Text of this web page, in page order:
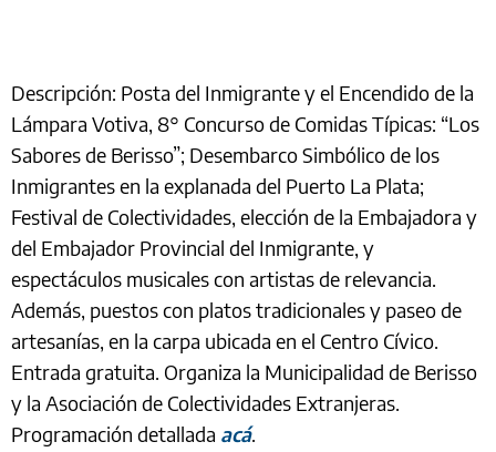
Descripción: Posta del Inmigrante y el Encendido de la
Lámpara Votiva, 8° Concurso de Comidas Típicas: “Los
Sabores de Berisso”; Desembarco Simbólico de los
Inmigrantes en la explanada del Puerto La Plata;
Festival de Colectividades, elección de la Embajadora y
del Embajador Provincial del Inmigrante, y
espectáculos musicales con artistas de relevancia.
Además, puestos con platos tradicionales y paseo de
artesanías, en la carpa ubicada en el Centro Cívico.
Entrada gratuita. Organiza la Municipalidad de Berisso
y la Asociación de Colectividades Extranjeras.
Programación detallada acá.